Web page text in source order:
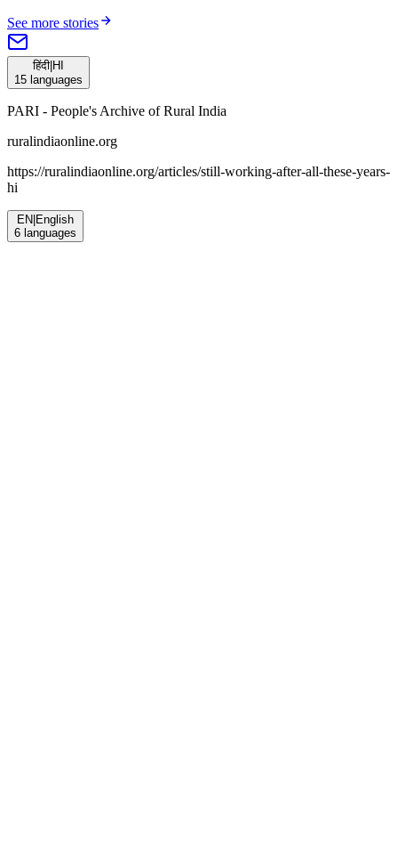
See more stories
हिंदी HI
15 languages
PARI - People's Archive of Rural India
ruralindiaonline.org
https://ruralindiaonline.org/articles/still-working-after-all-these-years-
hi
EN English
6 languages